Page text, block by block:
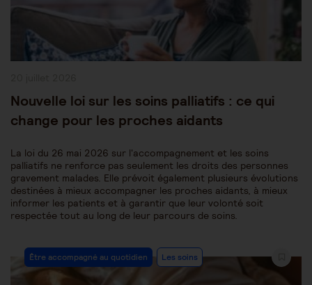
Nouvelle loi sur les soins palliatifs : ce qui
change pour les proches aidants
La loi du 26 mai 2026 sur l'accompagnement et les soins
palliatifs ne renforce pas seulement les droits des personnes
gravement malades. Elle prévoit également plusieurs évolutions
destinées à mieux accompagner les proches aidants, à mieux
informer les patients et à garantir que leur volonté soit
respectée tout au long de leur parcours de soins.
Post
Category:
Être accompagné au quotidien Les soins